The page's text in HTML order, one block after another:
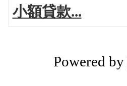
小額貸款...
Powered by